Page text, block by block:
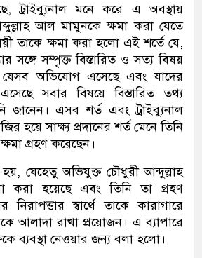
ট্রাইব্যুনাল মনে করে এ অবস্থায়
আল মামুনকে ক্ষমা করা যেতে
তাকে ক্ষমা করা হলো এই শর্তে যে,
সঙ্গে সম্পৃক্ত বিস্তারিত ও সত্য বিষয়
অভিযোগ এসেছে এবং যাদের
সবার বিষয়ে বিস্তারিত তথ্য
জানেন। এসব শর্ত এবং ট্রাইব্যুনাল
হয়ে সাক্ষ্য প্রদানের শর্ত মেনে তিনি
গ্রহণ করেছেন।
যেহেতু অভিযুক্ত চৌধুরী আব্দুল্লাহ
করা হয়েছে এবং তিনি তা গ্রহণ
স্বার্থে তাকে কারাগারে
আলাদা রাখা প্রয়োজন। এ ব্যাপারে
ব্যবস্থা নেওয়ার জন্য বলা হলো।